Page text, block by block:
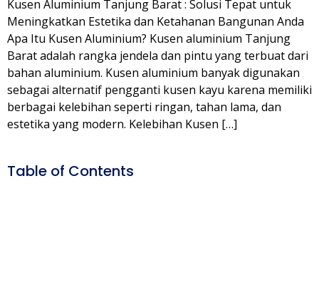
Kusen Aluminium Tanjung Barat : Solusi Tepat untuk
Meningkatkan Estetika dan Ketahanan Bangunan Anda
Apa Itu Kusen Aluminium? Kusen aluminium Tanjung
Barat adalah rangka jendela dan pintu yang terbuat dari
bahan aluminium. Kusen aluminium banyak digunakan
sebagai alternatif pengganti kusen kayu karena memiliki
berbagai kelebihan seperti ringan, tahan lama, dan
estetika yang modern. Kelebihan Kusen […]
Table of Contents